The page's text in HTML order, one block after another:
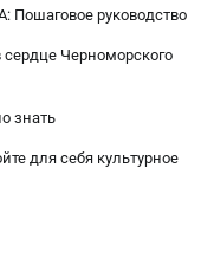
Пошаговое руководство
сердце Черноморского
знать
для себя культурное